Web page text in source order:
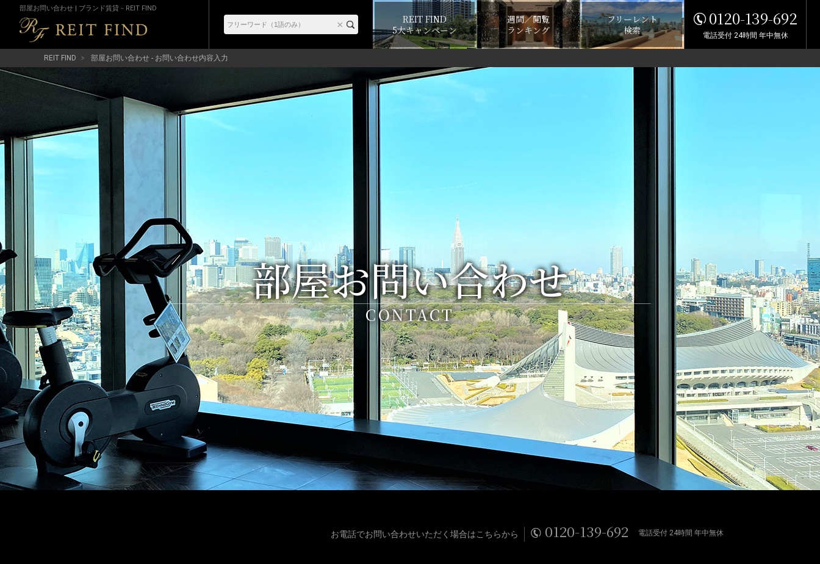
部屋お問い合わせ | ブランド賃貸－REIT FIND
REIT FIND
5大キャンペーン
週間／閲覧
ランキング
フリーレント
検索
0120-139-692
電話受付 24時間 年中無休
REIT FIND 部屋お問い合わせ - お問い合わせ内容入力
部屋お問い合わせ
CONTACT
お電話でお問い合わせいただく場合はこちらから 0120-139-692 電話受付 24時間 年中無休